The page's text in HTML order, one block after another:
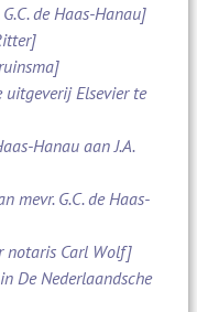
de Haas-Hanau]
uitgeverij Elsevier te
Hanau aan J.A.
mevr. G.C. de Haas-
notaris Carl Wolf]
De Nederlaandsche